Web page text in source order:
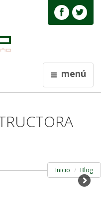
menú
Inicio Blog